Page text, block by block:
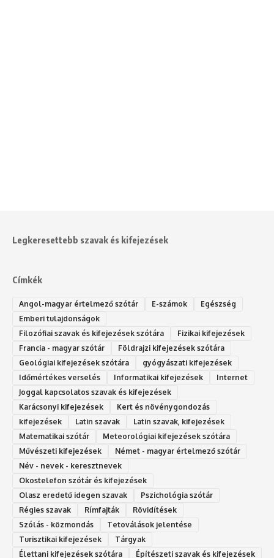
Legkeresettebb szavak és kifejezések
Címkék
Angol-magyar értelmező szótár E-számok
Egészség
Emberi tulajdonságok
Filozófiai szavak és kifejezések szótára
Fizikai kifejezések
Francia - magyar szótár
Földrajzi kifejezések szótára
Geológiai kifejezések szótára
gyógyászati kifejezések
Időmértékes verselés
Informatikai kifejezések
Internet
Joggal kapcsolatos szavak és kifejezések
Karácsonyi kifejezések
Kert és növénygondozás
kifejezések
Latin szavak
Latin szavak, kifejezések
Matematikai szótár
Meteorológiai kifejezések szótára
Művészeti kifejezések
Német - magyar értelmező szótár
Név - nevek - keresztnevek
Okostelefon szótár és kifejezések
Olasz eredetű idegen szavak
Ps‮gólohciz‬ia s‮átóz‬r
Régies szavak
Rímfajták
Rövidítések
Szólás - közmondás
Tetoválások jelentése
Turisztikai kifejezések
Tárgyak
Élettani kifejezések szótára
Építészeti szavak és kifejezések